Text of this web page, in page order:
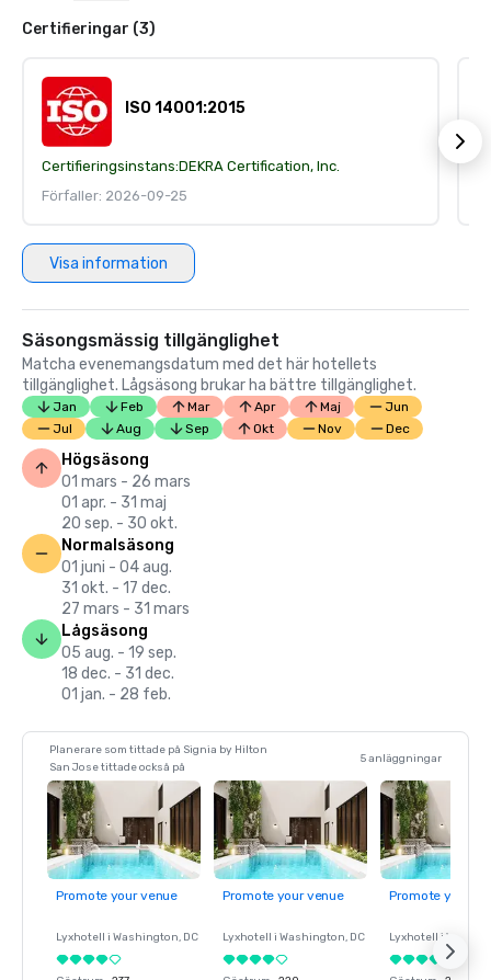
Certifieringar (3)
ISO 14001:2015
Certifieringsinstans:DEKRA Certification, Inc.
Förfaller: 2026-09-25
Visa information
Säsongsmässig tillgänglighet
Matcha evenemangsdatum med det här hotellets
tillgänglighet. Lågsäsong brukar ha bättre tillgänglighet.
Jan Feb Mar Apr Maj
Jun
Jul
Aug Sep Okt Nov Dec
Högsäsong
01 mars - 26 mars
01 apr. - 31 maj
20 sep. - 30 okt.
Normalsäsong
01 juni - 04 aug.
31 okt. - 17 dec.
27 mars - 31 mars
Lågsäsong
05 aug. - 19 sep.
18 dec. - 31 dec.
01 jan. - 28 feb.
Planerare som tittade på Signia by Hilton
San Jose tittade också på
5 anläggningar
Promote your venue
Lyxhotell i Washington, DC
Promote your venue
Lyxhotell i Washington, DC
Promote your
Lyxhotell i